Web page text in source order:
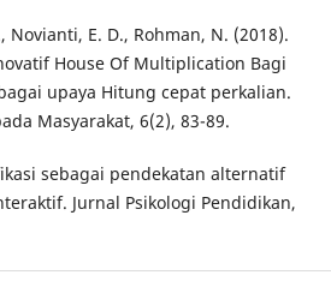
E. D., Rohman, N. (2018).
House Of Multiplication Bagi
upaya Hitung cepat perkalian.
Masyarakat, 6(2), 83-89.
sebagai pendekatan alternatif
Jurnal Psikologi Pendidikan,